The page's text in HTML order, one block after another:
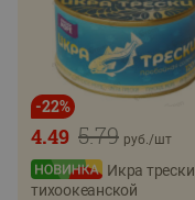
-22%
5.79
4.49 руб./шт
Икра трески
тихоокеанской